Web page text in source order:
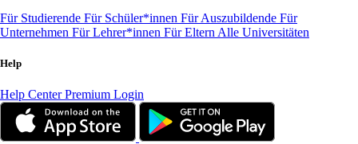
Für Studierende Für Schüler*innen Für Auszubildende Für
Unternehmen Für Lehrer*innen Für Eltern Alle Universitäten
Help
Help CenterPremium Login